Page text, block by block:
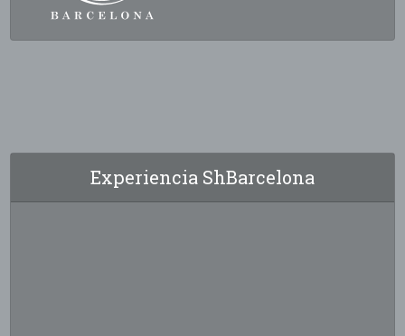
Experiencia ShBarcelona